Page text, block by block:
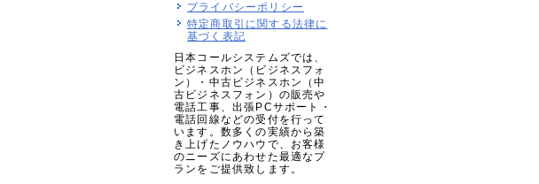
プライバシーポリシー
特定商取引に関する法律に
基づく表記
日本コールシステムズでは、
ビジネスホン（ビジネスフォ
ン）・中古ビジネスホン（中
古ビジネスフォン）の販売や
電話工事、出張PCサポート・
電話回線などの受付を行って
います。数多くの実績から築
き上げたノウハウで、お客様
のニーズにあわせた最適なプ
ランをご提供致します。